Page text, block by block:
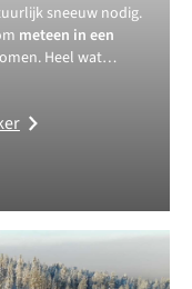
sneeuw nodig.
meteen in een
Heel wat